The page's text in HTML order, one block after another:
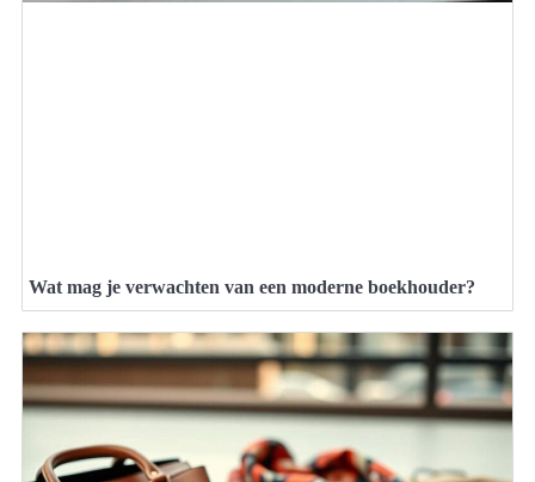
Wat mag je verwachten van een moderne boekhouder?